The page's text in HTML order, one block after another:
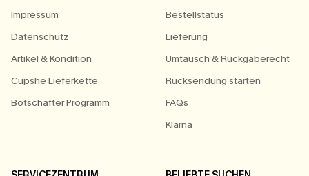
Impressum
Datenschutz
Artikel & Kondition
Cupshe Lieferkette
Botschafter Programm
Bestellstatus
Lieferung
Umtausch & Rückgaberecht
Rücksendung starten
FAQs
Klarna